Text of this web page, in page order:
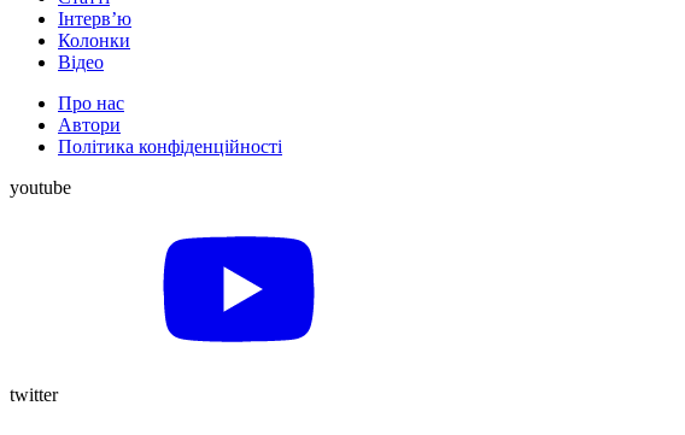
Інтерв’ю
Колонки
Відео
Про нас
Автори
Політика конфіденційності
youtube
twitter